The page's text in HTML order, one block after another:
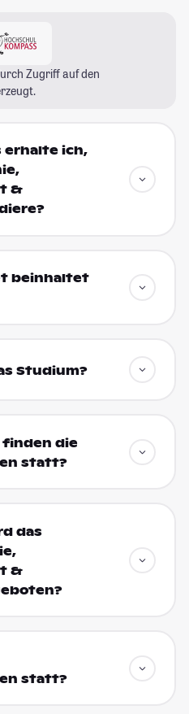
Zugriff auf den
erhalte ich,
&
beinhaltet
Studium?
finden die
statt?
das
&
statt?